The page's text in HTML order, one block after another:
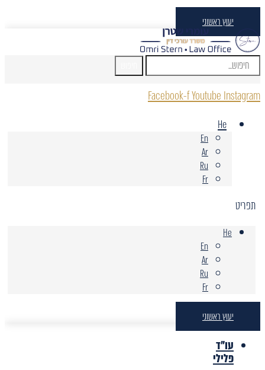
יעוץ ראשוני
Facebook-fYoutube Instagram
He
En
Ar
Ru
Fr
תפריט
He
En
Ar
Ru
Fr
יעוץ ראשוני
עו"ד
פלילי